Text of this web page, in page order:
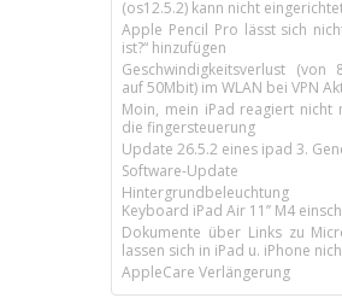
(os12.5.2) kann nicht
Apple Pencil Pro lässt sich
ist?“ hinzufügen
Geschwindigkeitsverlust (von
auf 50Mbit) im WLAN bei VPN
Moin, mein iPad reagiert nicht
die fingersteuerung
Update 26.5.2 eines ipad 3.
Software-Update
Keyboard iPad Air 11’’ M4
Dokumente über Links zu
lassen sich in iPad u. iPhone
AppleCare Verlängerung